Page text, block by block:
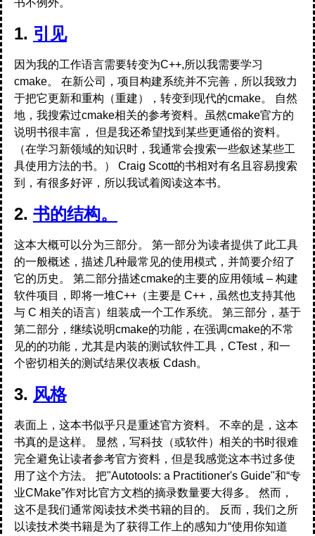
书不例外。
1. 引见
因为我的工作语言需要转变为C++,所以我需要学习
cmake。 在新公司，项目构建系统并不完善，所以我致力
于把它更新和重构（重建），转变到现代的cmake。 自然
地，我搜索过cmake相关的参考资料。虽然cmake官方的
说明书很丰富， 但是我还希望找到某些更通俗的资料。
（在学习新领域的知识时，我通常会搜索一些叙述某些工
具使用方法的书。） Craig Scott的书相对有名且容易搜索
到，有很多好评，所以我试着阅读这本书。
2. 书的结构。
这本大概可以分为三部分。 第一部分为读者提供了此工具
的一般概述，描述几种最常见的使用模式，并简要介绍了
它的历史。 第二部分描述cmake的主要的应用领域 – 构建
软件项目，即将一堆C++（主要是 C++，虽然也支持其他
与 C 相关的语言）组装成一个工作系统。 第三部分，基于
第二部分，继续说明cmake的功能，在强调cmake的不常
见的的功能，尤其是内装的测试软件工具，CTest，和一
个密切相关的测试结果仪表板 Cdash。
3. 风格
表面上，这本书似乎只是重述官方资料。 不幸的是，这本
书真的是这样。 显然，写科技（或软件）相关的书时很难
完全避免让读者参考官方资料，但是我感觉这本书过多使
用了这个方法。 把"Autotools: a Practitioner's Guide"和“专
业CMake”作对比官方文档的摘录数量要大得多。 然而，
这不是我们通常阅读技术类书籍的目的。 反而，我们之所
以读技术类书籍是为了获得工作上的感知力“使用你知道